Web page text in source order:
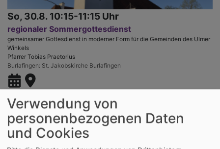
So, 30.8. 10:15-11:15 Uhr
regionaler Sommergottesdienst
gemeinsamer Gottesdienst in moderner Form für die Gemeinden des Ulmer
Winkels
Pfarrer Tobias Praetorius
Burlafingen St. Jakobskirche Burlafingen
Verwendung von
personenbezogenen Daten
und Cookies